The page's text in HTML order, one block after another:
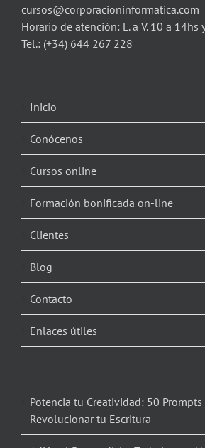
cursos@corporacioninformatica.com
Horario de atención: L. a V. 10 a 14hs
Tel.: (+34) 644 267 228
Inicio
Conócenos
Cursos online
Formación bonificada on-line
Clientes
Blog
Contacto
Enlaces útiles
Potencia tu Creatividad: 50 Prompts
Revolucionar tu Escritura